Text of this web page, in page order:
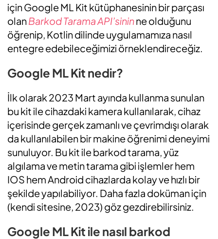
için Google ML Kit kütüphanesinin bir parçası
olanBarkod TaramaAPI’sininne olduğunu
öğrenip, Kotlin dilinde uygulamamıza nasıl
entegre edebileceğimizi örneklendireceğiz.
Google ML Kit nedir?
İlk olarak 2023 Mart ayında kullanma sunulan
bu kit ile cihazdaki kamera kullanılarak, cihaz
içerisinde gerçek zamanlı ve çevrimdışı olarak
da kullanılabilen bir makine öğrenimi deneyimi
sunuluyor. Bu kit ile barkod tarama, yüz
algılama ve metin tarama gibi işlemler hem
IOS hem Android cihazlarda kolay ve hızlı bir
şekilde yapılabiliyor. Daha fazla doküman için
(kendi sitesine, 2023) göz gezdirebilirsiniz.
Google ML Kit ile nasıl barkod